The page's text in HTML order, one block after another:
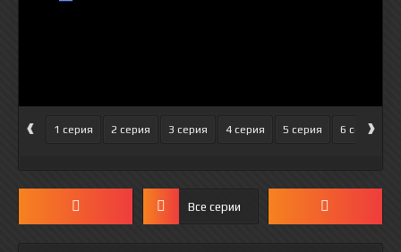
‹ 1 серия 2 серия 3 серия 4 серия 5 серия 6 серия
›
Все серии